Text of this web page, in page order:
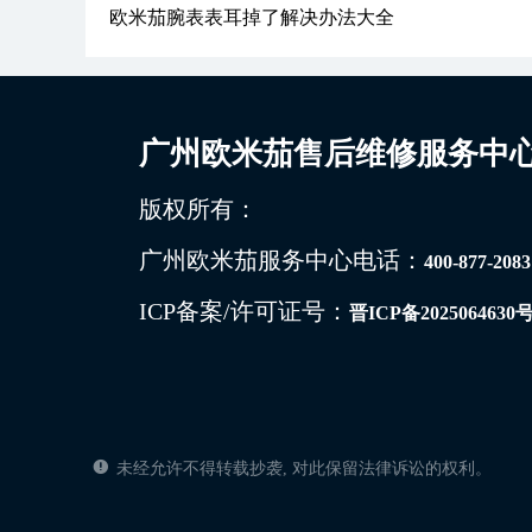
欧米茄腕表表耳掉了解决办法大全
广州欧米茄售后维修服务中
版权所有：
广州欧米茄服务中心电话： 400-877-2083
ICP备案/许可证号： 晋ICP备2025064630
未经允许不得转载抄袭, 对此保留法律诉讼的权利。